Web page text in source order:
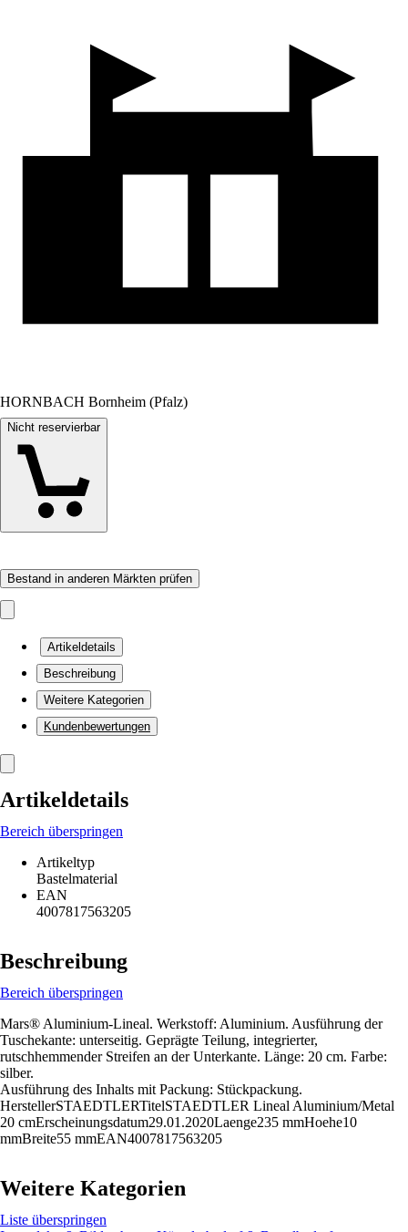
HORNBACH Bornheim (Pfalz)
Nicht reservierbar
Bestand in anderen Märkten prüfen
Artikeldetails
Beschreibung
Weitere Kategorien
Kundenbewertungen
Artikeldetails
Bereich überspringen
Artikeltyp
Bastelmaterial
EAN
4007817563205
Beschreibung
Bereich überspringen
Mars® Aluminium-Lineal. Werkstoff: Aluminium. Ausführung der
Tuschekante: unterseitig. Geprägte Teilung, integrierter,
rutschhemmender Streifen an der Unterkante. Länge: 20 cm. Farbe:
silber.
Ausführung des Inhalts mit Packung: Stückpackung.
HerstellerSTAEDTLERTitelSTAEDTLER Lineal Aluminium/Metal
20 cmErscheinungsdatum29.01.2020Laenge235 mmHoehe10
mmBreite55 mmEAN4007817563205
Weitere Kategorien
Liste überspringen